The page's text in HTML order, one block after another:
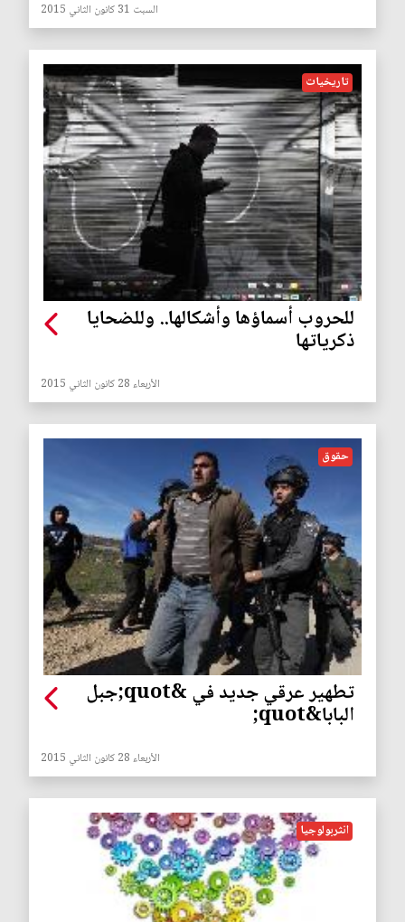
السبت 31 كانون الثاني 2015
تاريخيات
للحروب أسماؤها وأشكالها.. وللضحايا
ذكرياتها
الأربعاء 28 كانون الثاني 2015
حقوق
تطهير عرقي جديد في &quot;جبل
البابا&quot;
الأربعاء 28 كانون الثاني 2015
انثربولوجيا